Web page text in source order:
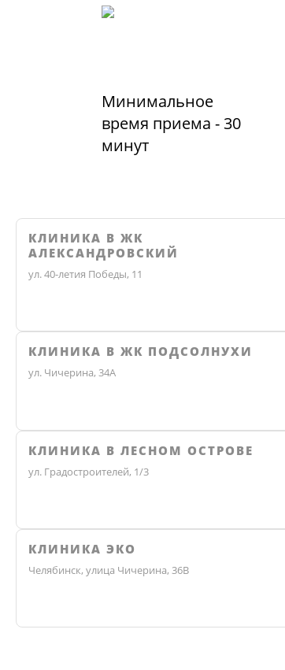
Минимальное
время приема - 30
минут
КЛИНИКА В ЖК
АЛЕКСАНДРОВСКИЙ
ул. 40-летия Победы, 11
КЛИНИКА В ЖК ПОДСОЛНУХИ
ул. Чичерина, 34А
КЛИНИКА В ЛЕСНОМ ОСТРОВЕ
ул. Градостроителей, 1/3
КЛИНИКА ЭКО
Челябинск, улица Чичерина, 36В